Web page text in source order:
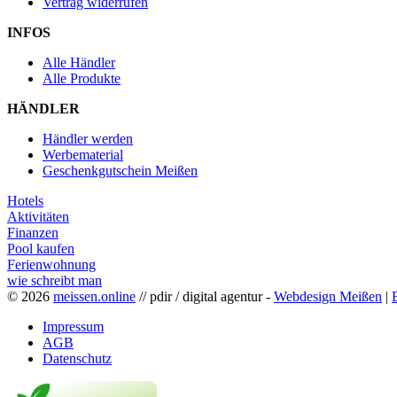
INFOS
Alle Händler
Alle Produkte
HÄNDLER
Händler werden
Werbematerial
Geschenkgutschein Meißen
Hotels
Aktivitäten
Finanzen
Pool kaufen
Ferienwohnung
wie schreibt man
© 2026 meissen.online // pdir / digital agentur - Webdesign Meißen |
Impressum
AGB
Datenschutz